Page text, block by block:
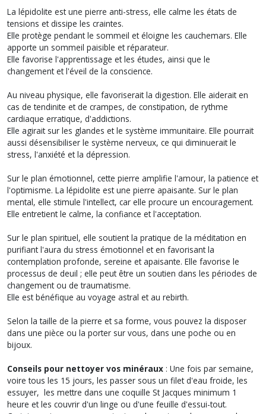
La lépidolite est une pierre anti-stress, elle calme les états de
tensions et dissipe les craintes.
Elle protège pendant le sommeil et éloigne les cauchemars. Elle
apporte un sommeil paisible et réparateur.
Elle favorise l'apprentissage et les études, ainsi que le
changement et l'éveil de la conscience.
Au niveau physique, elle favoriserait la digestion. Elle aiderait en
cas de tendinite et de crampes, de constipation, de rythme
cardiaque erratique, d'addictions.
Elle agirait sur les glandes et le système immunitaire. Elle pourrait
aussi désensibiliser le système nerveux, ce qui diminuerait le
stress, l'anxiété et la dépression.
Sur le plan émotionnel, cette pierre amplifie l'amour, la patience et
l'optimisme. La lépidolite est une pierre apaisante. Sur le plan
mental, elle stimule l'intellect, car elle procure un encouragement.
Elle entretient le calme, la confiance et l'acceptation.
Sur le plan spirituel, elle soutient la pratique de la méditation en
purifiant l'aura du stress émotionnel et en favorisant la
contemplation profonde, sereine et apaisante. Elle favorise le
processus de deuil ; elle peut être un soutien dans les périodes de
changement ou de traumatisme.
Elle est bénéfique au voyage astral et au rebirth.
Selon la taille de la pierre et sa forme, vous pouvez la disposer
dans une pièce ou la porter sur vous, dans une poche ou en
bijoux.
Conseils pour nettoyer vos minéraux : Une fois par semaine,
voire tous les 15 jours, les passer sous un filet d'eau froide, les
essuyer, les mettre dans une coquille St Jacques minimum 1
heure et les couvrir d'un linge ou d'une feuille d'essui-tout.